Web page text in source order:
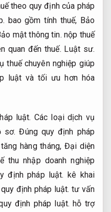
theo quy định của pháp
bao gồm tính thuế, Bảo
mật thông tin. nộp thuế
quan đến thuế. Luật sư.
thuế chuyên nghiệp giúp
luật và tối ưu hơn hóa
luật. Các loại dịch vụ
sơ. Đúng quy định pháp
hàng tháng, Đại diện
thu nhập doanh nghiệp
định pháp luật. kê khai
định pháp luật. tư vấn
định pháp luật. hỗ trợ